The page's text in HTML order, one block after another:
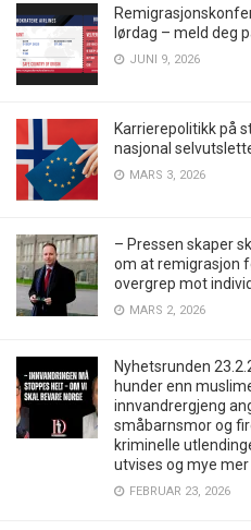
lørdag – meld deg
JUNI 9, 2026
Karrierepolitikk på
nasjonal
MARS 3, 2026
– Pressen skaper
om at remigrasjon
overgrep mot
MARS 2, 2026
Nyhetsrunden
hunder enn
innvandrergjeng
småbarnsmor og
kriminelle
utvises og mye mer
FEBRUAR 23, 2026